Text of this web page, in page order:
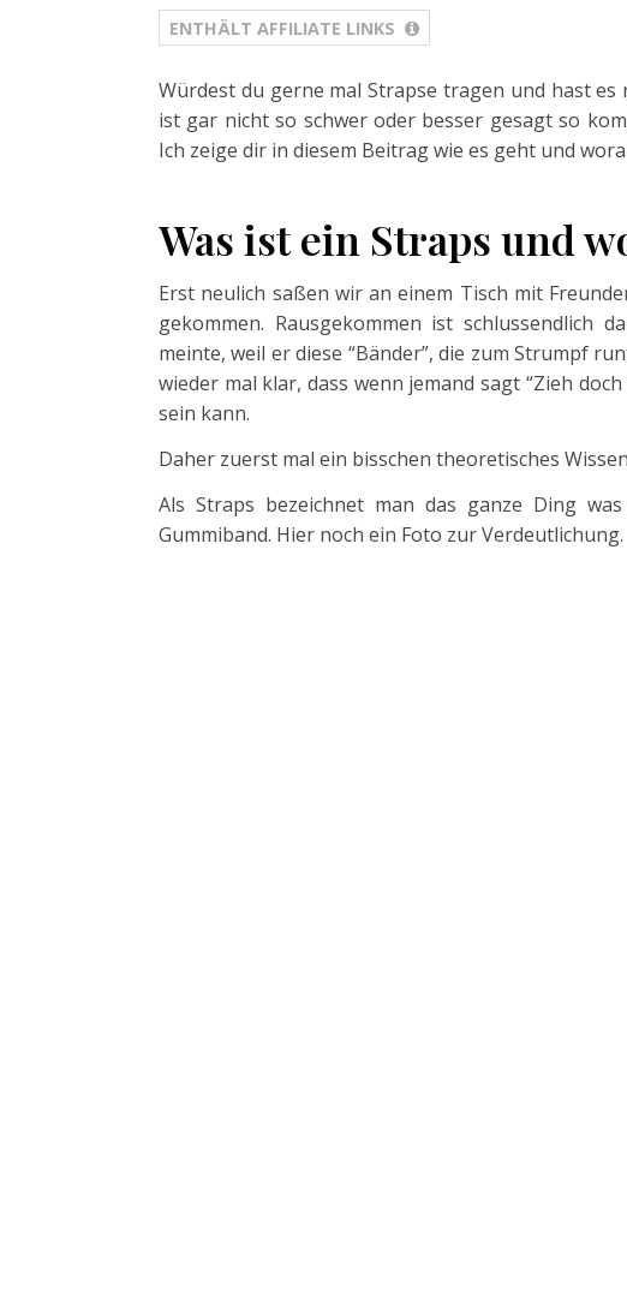
ENTHÄLT AFFILIATE LINKS
Würdest du gerne mal Strapse tragen und hast
ist gar nicht so schwer oder besser gesagt so
Ich zeige dir in diesem Beitrag wie es geht und
Was ist ein Straps und
Erst neulich saßen wir an einem Tisch mit
gekommen. Rausgekommen ist schlussendlich
meinte, weil er diese “Bänder”, die zum Strumpf
wieder mal klar, dass wenn jemand sagt “Zieh
sein kann.
Daher zuerst mal ein bisschen theoretisches
Als Straps bezeichnet man das ganze Ding
Gummiband. Hier noch ein Foto zur Verdeutlichung.